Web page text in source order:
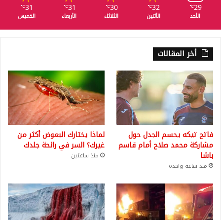
29
℃
الأحد
32
℃
الأثنين
30
℃
الثلاثاء
31
℃
الأربعاء
31
℃
الخميس
أخر المقالات
فاتح تيكه يحسم الجدل حول
مشاركة محمد صلاح أمام قاسم
باشا
منذ ساعة واحدة
لماذا يختارك البعوض أكثر من
غيرك؟ السر في رائحة جلدك
منذ ساعتين